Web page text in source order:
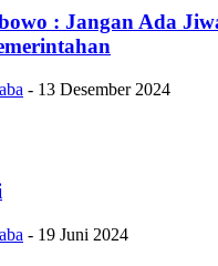
: Jangan Ada
- 13 Desember 2024
- 19 Juni 2024